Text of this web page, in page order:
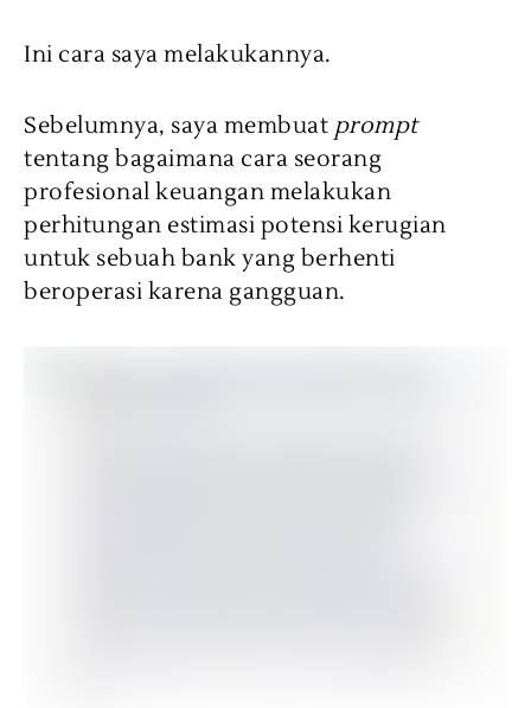
Ini cara saya melakukannya.
Sebelumnya, saya membuat prompt
tentang bagaimana cara seorang
profesional keuangan melakukan
perhitungan estimasi potensi kerugian
untuk sebuah bank yang berhenti
beroperasi karena gangguan.